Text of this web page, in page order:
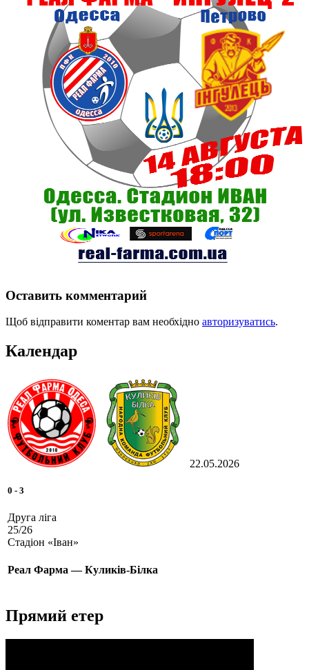
Оставить комментарий
Щоб відправити коментар вам необхідно авторизуватись.
Календар
22.05.2026
0 - 3
Друга ліга
25/26
Стадіон «Іван»
Реал Фарма — Куликів-Білка
Прямий етер